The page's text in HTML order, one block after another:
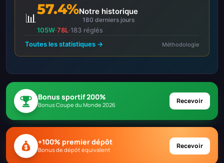
📊
57.4%Notre historique
180 derniers jours
105W·78L·183 réglés
Toutes les statistiques →
Méthodologie
Bonus sportif 200%
Bonus Coupe du Monde 2026 Recevoir
+100% premier dépôt
Bonus de dépôt équivalent Recevoir